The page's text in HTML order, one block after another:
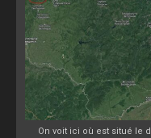
On voit ici où est situé le